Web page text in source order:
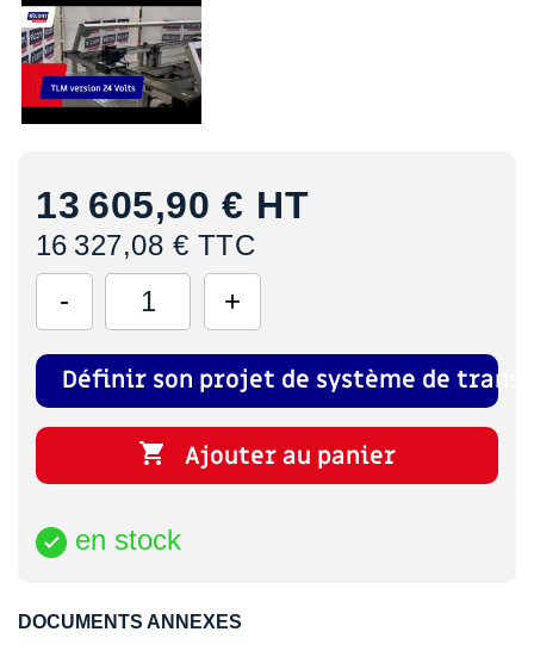
13 605,90 € HT
16 327,08 € TTC
Définir son projet de système de
 Ajouter au panier
 en stock
DOCUMENTS ANNEXES